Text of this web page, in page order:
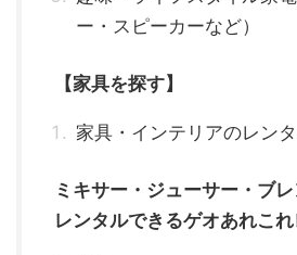
ー・スピーカーなど）
【家具を探す】
家具・インテリアのレンタ
ミキサー・ジューサー・ブ
レンタルできるゲオあれこ